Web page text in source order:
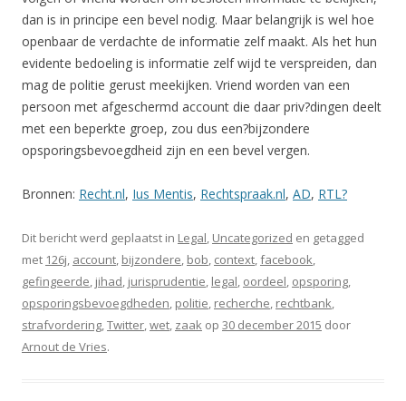
dan is in principe een bevel nodig. Maar belangrijk is wel hoe
openbaar de verdachte de informatie zelf maakt. Als het hun
evidente bedoeling is informatie zelf wijd te verspreiden, dan
mag de politie gerust meekijken. Vriend worden van een
persoon met afgeschermd account die daar priv?dingen deelt
met een beperkte groep, zou dus een?bijzondere
opsporingsbevoegdheid zijn en een bevel vergen.
Bronnen: Recht.nl, Ius Mentis, Rechtspraak.nl, AD, RTL?
Dit bericht werd geplaatst in Legal, Uncategorized en getagged
met 126j, account, bijzondere, bob, context,facebook,
gefingeerde, jihad, jurisprudentie, legal, oordeel, opsporing,
opsporingsbevoegdheden, politie, recherche, rechtbank,
strafvordering,Twitter,wet, zaak op 30 december 2015 door
Arnout de Vries.